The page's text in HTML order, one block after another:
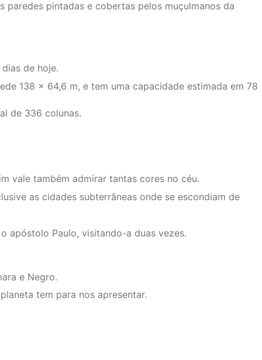
pintadas e cobertas pelos muçulmanos da
de hoje.
138 × 64,6 m, e tem uma capacidade estimada em 78
de 336 colunas.
vale também admirar tantas cores no céu.
as cidades subterrâneas onde se escondiam de
apóstolo Paulo, visitando-a duas vezes.
e Negro.
tem para nos apresentar.